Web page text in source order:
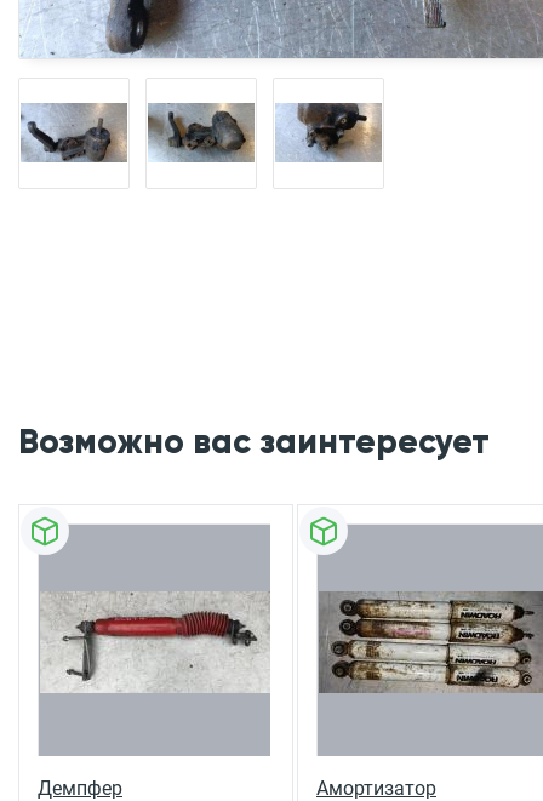
Возможно вас заинтересует
Демпфер Амортизатор